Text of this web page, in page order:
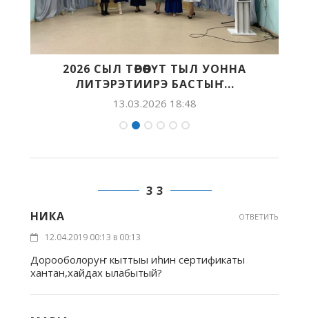
2026 СЫЛ ТӨРӨӨБҮТ ТЫЛ УОННА
ЛИТЭРЭТИИРЭ БАСТЫҤ...
13.03.2026 18:48
3 3
НИКА
12.04.2019 00:13 в 00:13
Дорооболоруҥ кыттыы иһин сертификаты
хантан,хайдах ылабытый?
ОТВЕТИТЬ